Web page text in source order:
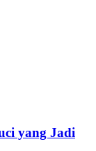
yang Jadi